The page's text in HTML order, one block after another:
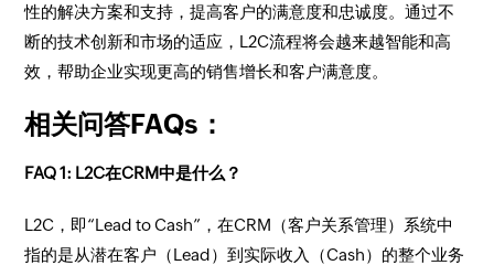
性的解决方案和支持，提高客户的满意度和忠诚度。通过不
断的技术创新和市场的适应，L2C流程将会越来越智能和高
效，帮助企业实现更高的销售增长和客户满意度。
相关问答FAQs：
FAQ 1: L2C在CRM中是什么？
L2C，即“Lead to Cash”，在CRM（客户关系管理）系统中
指的是从潜在客户（Lead）到实际收入（Cash）的整个业务